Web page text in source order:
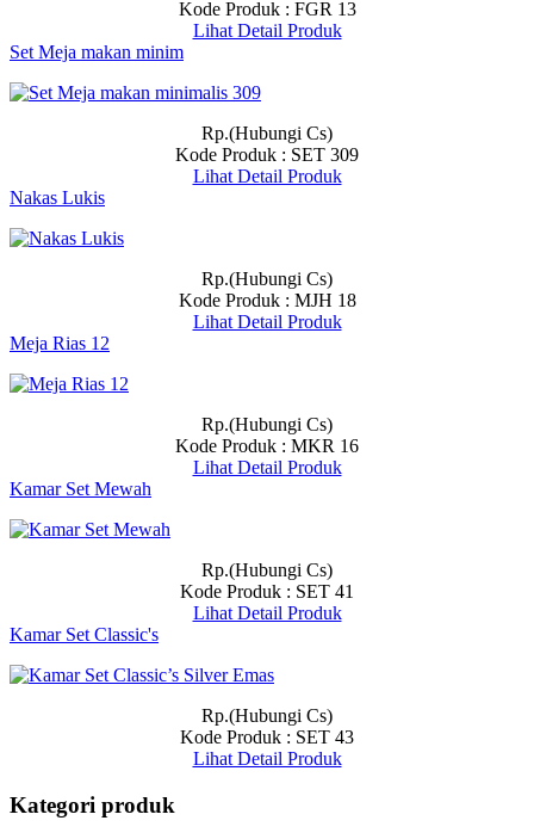
Kode Produk : FGR 13
Lihat Detail Produk
Set Meja makan minim
Rp.(Hubungi Cs)
Kode Produk : SET 309
Lihat Detail Produk
Nakas Lukis
Rp.(Hubungi Cs)
Kode Produk : MJH 18
Lihat Detail Produk
Meja Rias 12
Rp.(Hubungi Cs)
Kode Produk : MKR 16
Lihat Detail Produk
Kamar Set Mewah
Rp.(Hubungi Cs)
Kode Produk : SET 41
Lihat Detail Produk
Kamar Set Classic's
Rp.(Hubungi Cs)
Kode Produk : SET 43
Lihat Detail Produk
Kategori produk